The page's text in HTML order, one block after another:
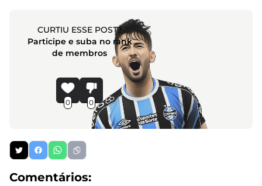
CURTIU ESSE POST?
Participe e suba no rank
de membros
0 0
Comentários: